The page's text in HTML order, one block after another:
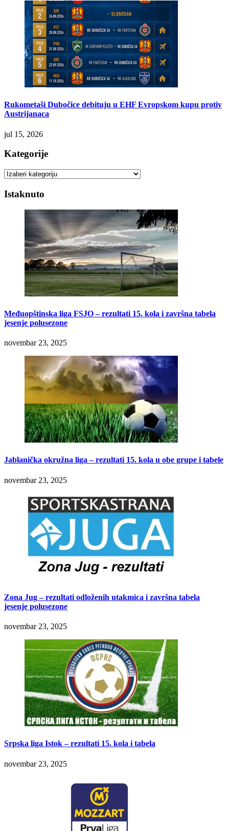
Rukometaši Dubočice debituju u EHF Evropskom kupu protiv
Austrijanaca
jul 15, 2026
Kategorije
Kategorije
Istaknuto
Međuopštinska liga FSJO – rezultati 15. kola i završna tabela
jesenje polusezone
novembar 23, 2025
Jablanička okružna liga – rezultati 15. kola u obe grupe i tabele
novembar 23, 2025
Zona Jug – rezultati odloženih utakmica i završna tabela
jesenje polusezone
novembar 23, 2025
Srpska liga Istok – rezultati 15. kola i tabela
novembar 23, 2025